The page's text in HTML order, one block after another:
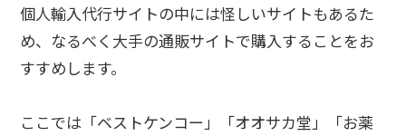
個人輸入代行サイトの中には怪しいサイトもあるた
め、なるべく大手の通販サイトで購入することをお
すすめします。
ここでは「ベストケンコー」「オオサカ堂」「お薬